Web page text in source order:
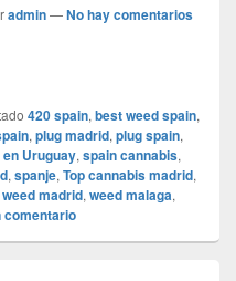
admin—No hay comentarios
420 spain, best weed spain,
, plug madrid, plug spain,
Uruguay, spain cannabis,
, spanje, Top cannabis madrid,
weed madrid, weed malaga,
comentario